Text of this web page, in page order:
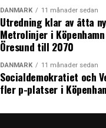
DANMARK 11 månader sedan
Utredning klar av åtta
Metrolinjer i
Öresund till 2070
DANMARK 11 månader sedan
Socialdemokratiet och
fler p-platser i